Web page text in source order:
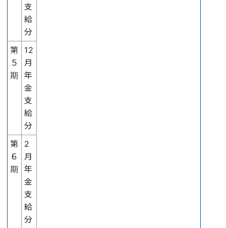
支
給
分
第
５
期
12
月
年
金
支
給
分
第
６
期
2
月
年
金
支
給
分